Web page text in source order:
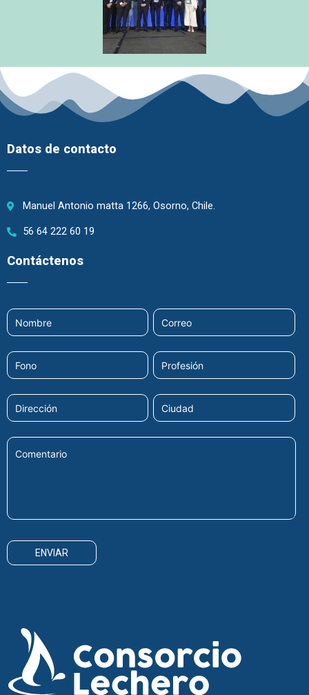
Datos de contacto
Manuel Antonio matta 1266, Osorno, Chile.
56 64 222 60 19
Contáctenos